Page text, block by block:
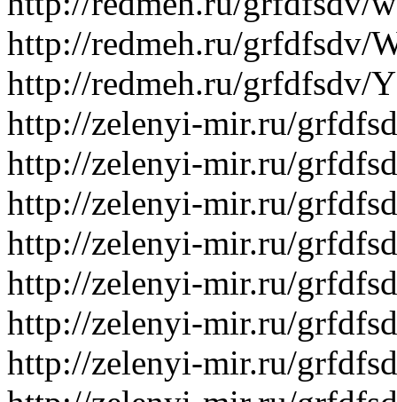
http://redmeh.ru/grfdfsdv/
http://redmeh.ru/grfdfsdv/
http://zelenyi-mir.ru/
http://zelenyi-mir.ru/
http://zelenyi-mir.ru/
http://zelenyi-mir.ru/
http://zelenyi-mir.ru/
http://zelenyi-mir.ru/
http://zelenyi-mir.ru/